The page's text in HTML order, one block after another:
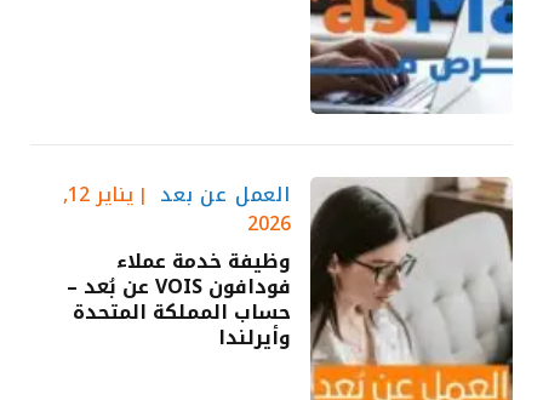
العمل عن بعد يناير 12,
2026
وظيفة خدمة عملاء
فودافون VOIS عن بُعد –
حساب المملكة المتحدة
وأيرلندا